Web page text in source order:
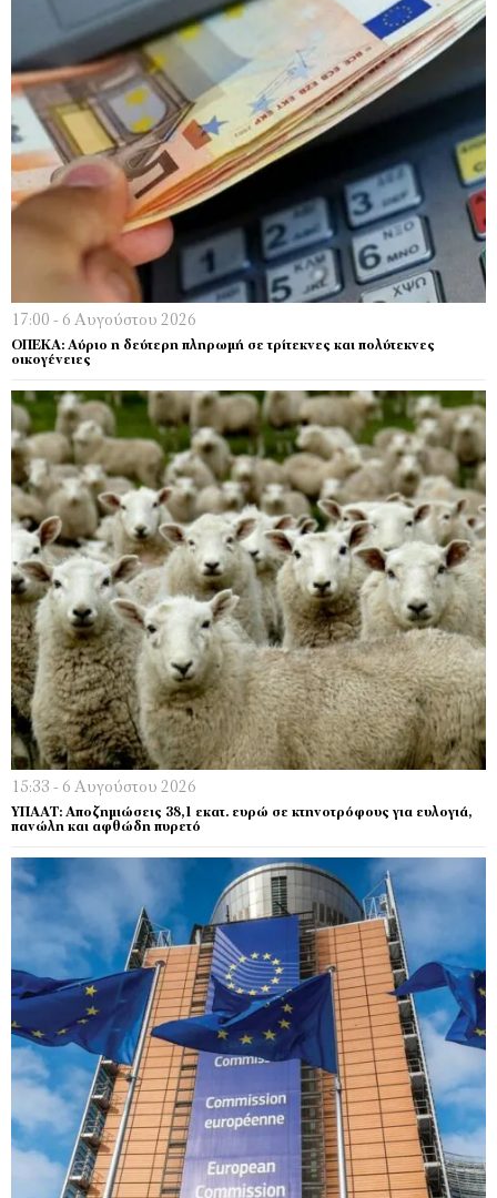
17:00 - 6 Αυγούστου 2026
ΟΠΕΚΑ: Αύριο η δεύτερη πληρωμή σε τρίτεκνες και πολύτεκνες
οικογένειες
15:33 - 6 Αυγούστου 2026
ΥΠΑΑΤ: Αποζημιώσεις 38,1 εκατ. ευρώ σε κτηνοτρόφους για ευλογιά,
πανώλη και αφθώδη πυρετό